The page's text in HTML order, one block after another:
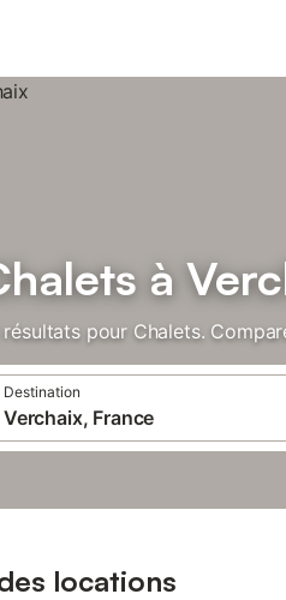
à
résultats pour Chalets.
Destination
locations